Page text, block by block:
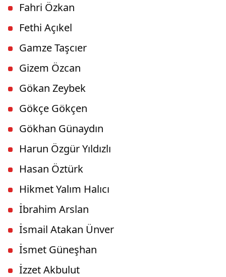
Fahri Özkan
Fethi Açıkel
Gamze Taşcıer
Gizem Özcan
Gökan Zeybek
Gökçe Gökçen
Gökhan Günaydın
Harun Özgür Yıldızlı
Hasan Öztürk
Hikmet Yalım Halıcı
İbrahim Arslan
İsmail Atakan Ünver
İsmet Güneşhan
İzzet Akbulut